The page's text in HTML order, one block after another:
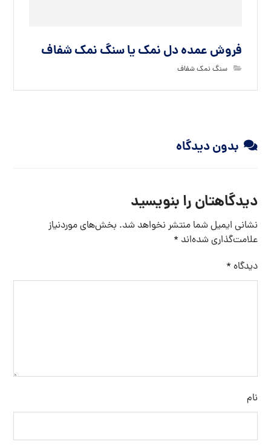
فروش عمده دل نمک یا سنگ نمک شفاف
سنگ نمک شفاف
بدون دیدگاه
دیدگاهتان را بنویسید
نشانی ایمیل شما منتشر نخواهد شد. بخش‌های موردنیاز
علامت‌گذاری شده‌اند *
دیدگاه *
نام